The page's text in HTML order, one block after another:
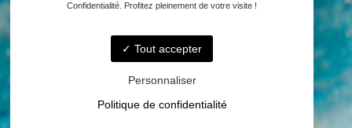
Confidentialité. Profitez pleinement de votre visite !
Tout accepter
Personnaliser
Politique de confidentialité